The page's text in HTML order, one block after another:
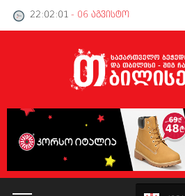
22:02:02 - 06 აგვისტო